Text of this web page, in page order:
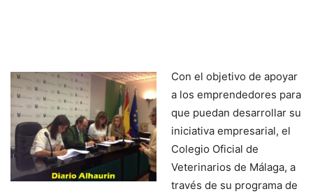
Con el objetivo de apoyar
a los emprendedores para
que puedan desarrollar su
iniciativa empresarial, el
Colegio Oficial de
Veterinarios de Málaga, a
través de su programa de